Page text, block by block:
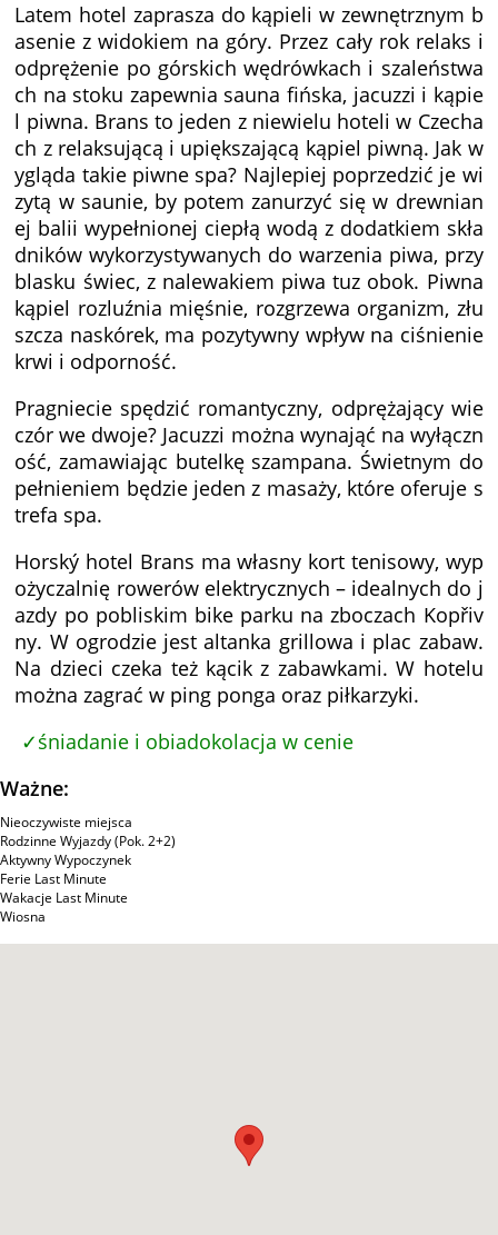
Latem hotel zaprasza do kąpieli w zewnętrznym b
asenie z widokiem na góry. Przez cały rok relaks i
odprężenie po górskich wędrówkach i szaleństwa
ch na stoku zapewnia sauna fińska, jacuzzi i kąpie
l piwna. Brans to jeden z niewielu hoteli w Czecha
ch z relaksującą i upiększającą kąpiel piwną. Jak w
ygląda takie piwne spa? Najlepiej poprzedzić je wi
zytą w saunie, by potem zanurzyć się w drewnian
ej balii wypełnionej ciepłą wodą z dodatkiem skła
dników wykorzystywanych do warzenia piwa, przy
blasku świec, z nalewakiem piwa tuz obok. Piwna
kąpiel rozluźnia mięśnie, rozgrzewa organizm, złu
szcza naskórek, ma pozytywny wpływ na ciśnienie
krwi i odporność.
Pragniecie spędzić romantyczny, odprężający wie
czór we dwoje? Jacuzzi można wynająć na wyłączn
ość, zamawiając butelkę szampana. Świetnym do
pełnieniem będzie jeden z masaży, które oferuje s
trefa spa.
Horský hotel Brans ma własny kort tenisowy, wyp
ożyczalnię rowerów elektrycznych – idealnych do j
azdy po pobliskim bike parku na zboczach Kopřiv
ny. W ogrodzie jest altanka grillowa i plac zabaw.
Na dzieci czeka też kącik z zabawkami. W hotelu
można zagrać w ping ponga oraz piłkarzyki.
śniadanie i obiadokolacja w cenie
Ważne:
Nieoczywiste miejsca
Rodzinne Wyjazdy (Pok. 2+2)
Aktywny Wypoczynek
Ferie Last Minute
Wakacje Last Minute
Wiosna